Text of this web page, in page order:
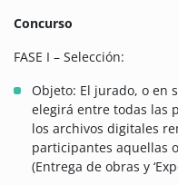
Concurso
FASE I – Selección:
Objeto: El jurado, o en
elegirá entre todas las
los archivos digitales
participantes aquellas
(Entrega de obras y